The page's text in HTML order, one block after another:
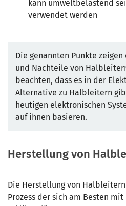
kann umweltbelastend
verwendet werden
Die genannten Punkte
und Nachteile von
beachten, dass es in der
Alternative zu Halbleitern
heutigen elektronischen
auf ihnen basieren.
Herstellung von
Die Herstellung von
Prozess der sich am Besten